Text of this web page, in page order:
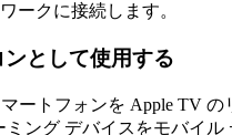
ークに接続します。
として使用する
ートフォンを Apple TV
ング デバイスをモバイ